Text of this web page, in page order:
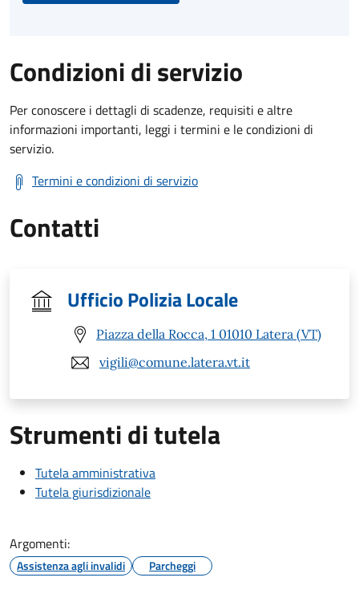
Condizioni di servizio
Per conoscere i dettagli di scadenze, requisiti e altre
informazioni importanti, leggi i termini e le condizioni di
servizio.
Termini e condizioni di servizio
Contatti
Ufficio Polizia Locale
Piazza della Rocca, 1 01010 Latera (VT)
vigili@comune.latera.vt.it
Strumenti di tutela
Tutela amministrativa
Tutela giurisdizionale
Argomenti:
Assistenza agli invalidi Parcheggi